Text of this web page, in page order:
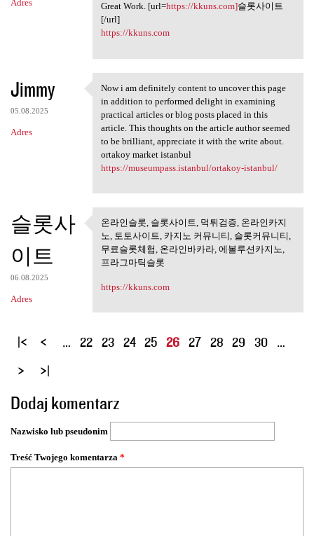
Adres
Great Work. [url=https://kkuns.com]슬롯사이트
[/url]
https://kkuns.com
Jimmy
05.08.2025
Adres
Now i am definitely content
Now i am definitely content to uncover this page
in addition to performed delight in examining
practical articles or blog posts placed in this
article. This thoughts on the article author seemed
to be brilliant, appreciate it with the write about.
ortakoy market istanbul
https://museumpass.istanbul/ortakoy-istanbul/
슬롯사
이트
06.08.2025
Adres
온라인슬롯, 슬롯사이트, 먹튀검
증, 온라인카지노,
온라인슬롯, 슬롯사이트, 먹튀검증, 온라인카지
노, 토토사이트, 카지노 커뮤니티, 슬롯커뮤니티,
무료슬롯체험, 온라인바카라, 에볼루션카지노,
프라그마틱슬롯
https://kkuns.com
S
o
n
y
… 22 23 24 25 26 27 28 29 30 …
Dodaj komentarz
Nazwisko lub pseudonim
Treść Twojego komentarza *